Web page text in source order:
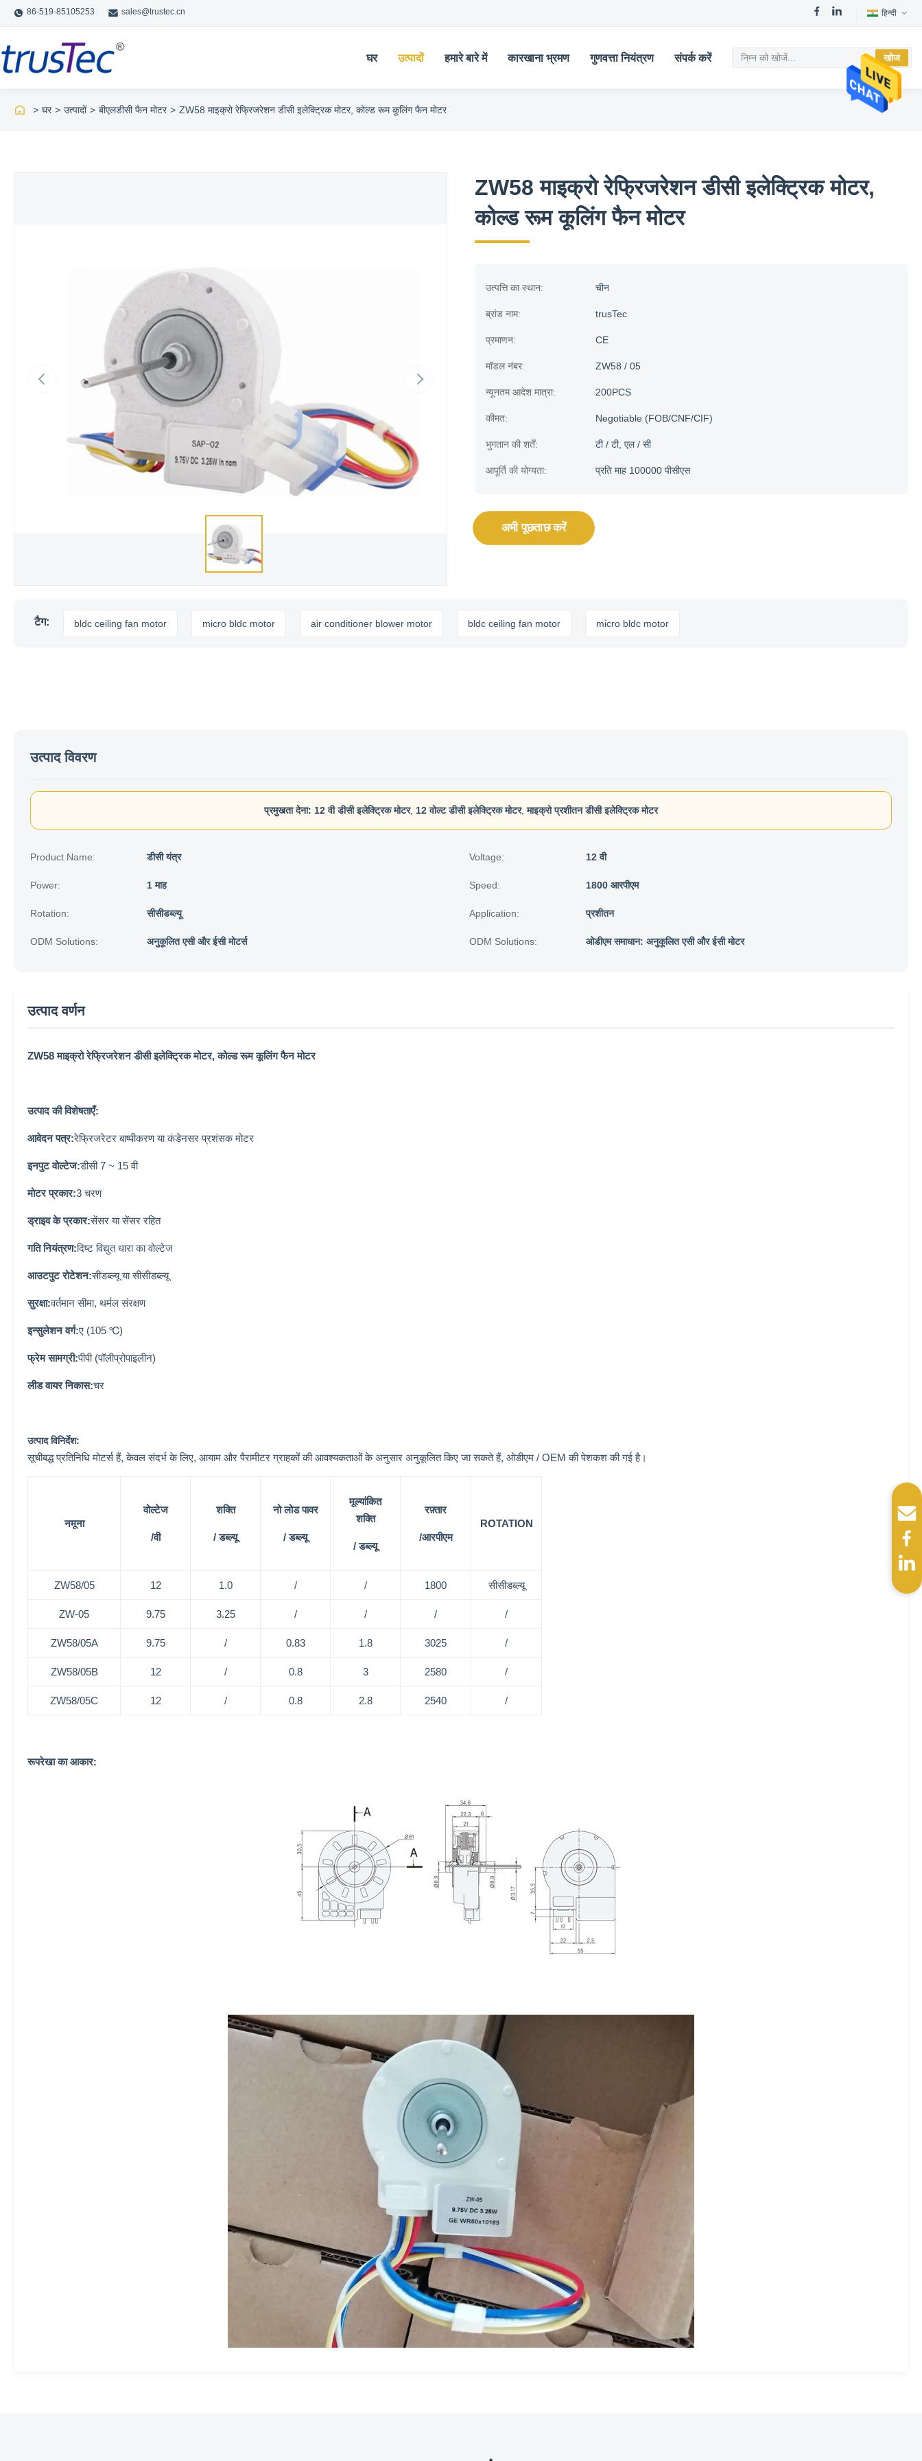
86-519-85105253 sales@trustec.cn हिन्दी
घर उत्पादों हमारे बारे में कारखाना भ्रमण गुणवत्ता नियंत्रण संपर्क करें खोज
> घर > उत्पादों > बीएलडीसी फैन मोटर > ZW58 माइक्रो रेफ्रिजरेशन डीसी इलेक्ट्रिक मोटर, कोल्ड रूम कूलिंग फैन मोटर
ZW58 माइक्रो रेफ्रिजरेशन डीसी इलेक्ट्रिक मोटर,
कोल्ड रूम कूलिंग फैन मोटर
उत्पत्ति का स्थान: चीन
ब्रांड नाम: trusTec
प्रमाणन: CE
मॉडल नंबर: ZW58 / 05
न्यूनतम आदेश मात्रा: 200PCS
कीमत: Negotiable (FOB/CNF/CIF)
भुगतान की शर्तें: टी / टी, एल / सी
आपूर्ति की योग्यता: प्रति माह 100000 पीसीएस
अभी पूछताछ करें
टैग:bldc ceiling fan motor micro bldc motor air conditioner blower motor bldc ceiling fan motor micro bldc motor
उत्पाद विवरण
प्रमुखता देना: 12 वी डीसी इलेक्ट्रिक मोटर, 12 वोल्ट डीसी इलेक्ट्रिक मोटर,माइक्रो प्रशीतन डीसी इलेक्ट्रिक मोटर
Product Name: डीसी यंत्र Voltage: 12 वी
Power: 1 माह Speed: 1800 आरपीएम
Rotation: सीसीडब्ल्यू Application: प्रशीतन
ODM Solutions: अनुकूलित एसी और ईसी मोटर्स ODM Solutions: ओडीएम समाधान: अनुकूलित एसी और ईसी मोटर
उत्पाद वर्णन
ZW58 माइक्रो रेफ्रिजरेशन डीसी इलेक्ट्रिक मोटर, कोल्ड रूम कूलिंग फैन मोटर
उत्पाद की विशेषताएँ:
आवेदन पत्र:रेफ्रिजरेटर बाष्पीकरण या कंडेनसर प्रशंसक मोटर
इनपुट वोल्टेज:डीसी 7 ~ 15 वी
मोटर प्रकार:3 चरण
ड्राइव के प्रकार:सेंसर या सेंसर रहित
गति नियंत्रण:दिष्ट विद्युत धारा का वोल्टेज
आउटपुट रोटेशन:सीडब्ल्यू या सीसीडब्ल्यू
सुरक्षा:वर्तमान सीमा, थर्मल संरक्षण
इन्सुलेशन वर्ग:ए (105 ℃)
फ्रेम सामग्री:पीपी (पॉलीप्रोपाइलीन)
लीड वायर निकास:चर
उत्पाद विनिर्देश:
सूचीबद्ध प्रतिनिधि मोटर्स हैं, केवल संदर्भ के लिए, आयाम और पैरामीटर ग्राहकों की आवश्यकताओं के अनुसार अनुकूलित किए जा सकते हैं, ओडीएम / OEM की पेशकश की गई है।
नमूना
वोल्टेज
/वी
शक्ति
/ डब्ल्यू
नो लोड पावर
/ डब्ल्यू
मूल्यांकित
शक्ति
/ डब्ल्यू
रफ़्तार
/आरपीएम
ROTATION
ZW58/05 12 1.0 / / 1800 सीसीडब्ल्यू
ZW-05 9.75 3.25 / / / /
ZW58/05A 9.75 / 0.83 1.8 3025 /
ZW58/05B 12 / 0.8 3 2580 /
ZW58/05C 12 / 0.8 2.8 2540 /
रूपरेखा का आकार: